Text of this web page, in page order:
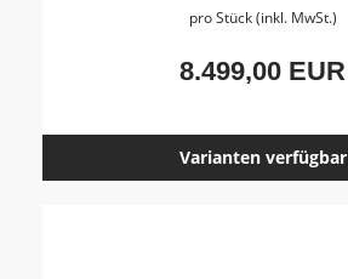
pro Stück (inkl. MwSt.)
8.499,00 EUR
Varianten verfügbar